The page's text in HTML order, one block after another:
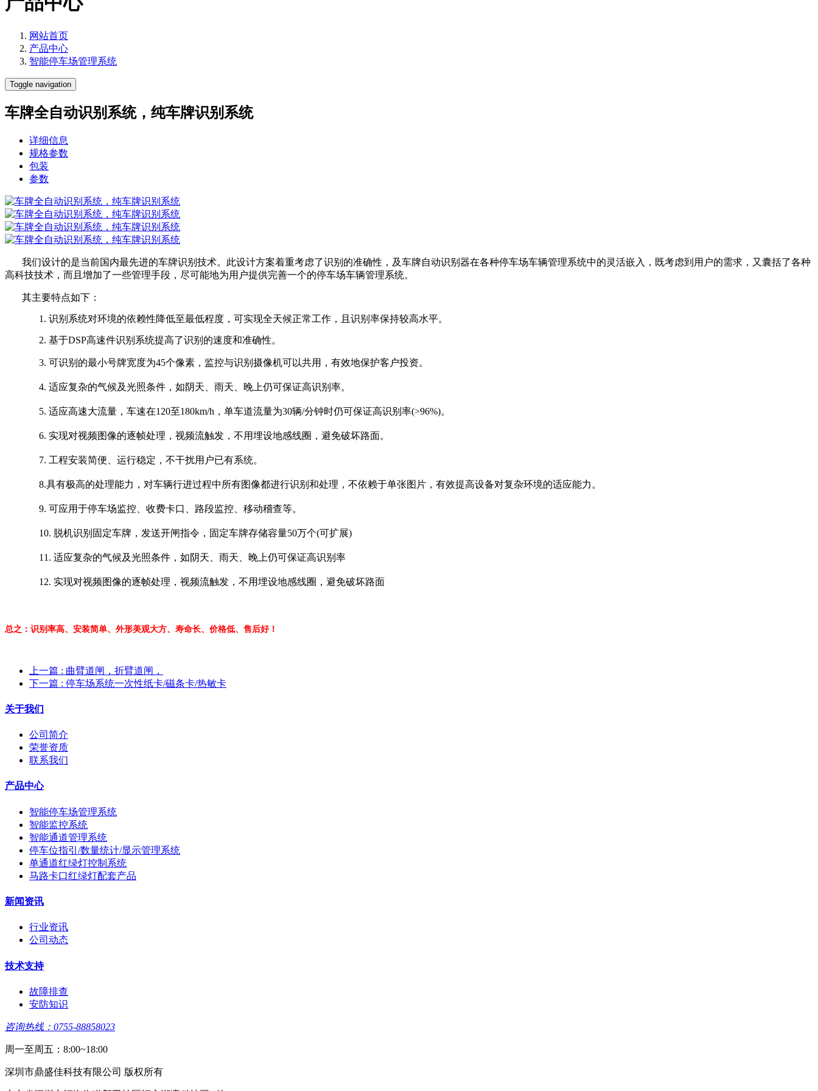
网站首页
产品中心
智能停车场管理系统
Toggle navigation
车牌全自动识别系统，纯车牌识别系统
详细信息
规格参数
包装
参数
我们设计的是当前国内最先进的车牌识别技术。此设计方案着重考虑了识别的准确性，及车牌自动识别器在各种停车场车辆管理系统中的灵活嵌入，既考虑到用户的需求，又囊括了各种
高科技技术，而且增加了一些管理手段，尽可能地为用户提供完善一个的停车场车辆管理系统。
其主要特点如下：
1. 识别系统对环境的依赖性降低至最低程度，可实现全天候正常工作，且识别率保持较高水平。
2. 基于DSP高速件识别系统提高了识别的速度和准确性。
3. 可识别的最小号牌宽度为45个像素，监控与识别摄像机可以共用，有效地保护客户投资。
4. 适应复杂的气候及光照条件，如阴天、雨天、晚上仍可保证高识别率。
5. 适应高速大流量，车速在120至180km/h ，单车道流量为30辆/分钟时仍可保证高识别率(>96%)。
6. 实现对视频图像的逐帧处理，视频流触发，不用埋设地感线圈，避免破坏路面。
7. 工程安装简便、运行稳定，不干扰用户已有系统。
8.具有极高的处理能力，对车辆行进过程中所有图像都进行识别和处理，不依赖于单张图片，有效提高设备对复杂环境的适应能力。
9. 可应用于停车场监控、收费卡口、路段监控、移动稽查等。
10. 脱机识别固定车牌，发送开闸指令，固定车牌存储容量50万个(可扩展)
11. 适应复杂的气候及光照条件，如阴天、雨天、晚上仍可保证高识别率
12. 实现对视频图像的逐帧处理，视频流触发，不用埋设地感线圈，避免破坏路面
总之：识别率高、安装简单、外形美观大方、寿命长、价格低、售后好！
上一篇 : 曲臂道闸，折臂道闸，
下一篇 : 停车场系统一次性纸卡/磁条卡/热敏卡
关于我们
公司简介
荣誉资质
联系我们
产品中心
智能停车场管理系统
智能监控系统
智能通道管理系统
停车位指引/数量统计/显示管理系统
单通道红绿灯控制系统
马路卡口红绿灯配套产品
新闻资讯
行业资讯
公司动态
技术支持
故障排查
安防知识
咨询热线：0755-88858023
周一至周五：8:00~18:00
深圳市鼎盛佳科技有限公司 版权所有